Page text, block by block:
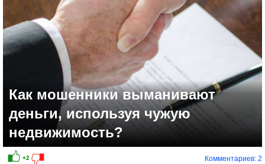
Как мошенники выманивают
деньги, используя чужую
недвижимость?
Комментариев: 2